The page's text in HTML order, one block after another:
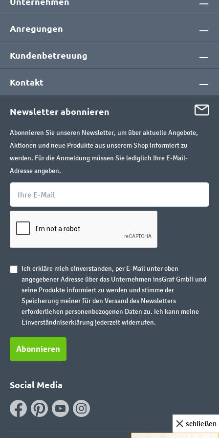
Anregungen
Kundenbetreuung
Kontakt
Newsletter abonnieren
Abonnieren Sie unseren Newsletter, um über aktuelle Angebote,
Aktionen und neue Produkte aus unserem Shop informiert zu
werden. Für die Anmeldung müssen Sie lediglich Ihre E-Mail-
Adresse angeben.
Ich erkläre mich einverstanden, per E-Mail unter oben
angegebener Adresse über das Unternehmen insGraf GmbH und
seine Produkte informiert zu werden und stimme der
Speicherung meiner für den Versand des Newsletters
erforderlichen personenbezogenen Daten zu. Ich kann meine
Einverständniserklärung jederzeit widerrufen.
Abonnieren
Social Media
schließen